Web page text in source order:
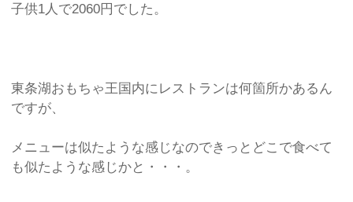
子供1人で2060円でした。
東条湖おもちゃ王国内にレストランは何箇所かあるん
ですが、
メニューは似たような感じなのできっとどこで食べて
も似たような感じかと・・・。